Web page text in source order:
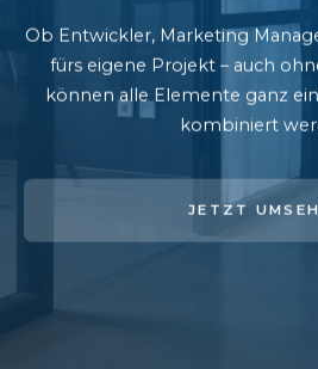
Ob Entwickler, Marketing
fürs eigene Projekt – auch
können alle Elemente ganz
kombiniert
JETZT